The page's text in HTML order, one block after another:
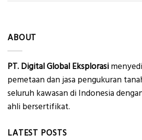
ABOUT
PT. Digital Global Eksplorasi
pemetaan dan jasa pengukuran
seluruh kawasan di Indonesia
ahli bersertifikat.
LATEST POSTS